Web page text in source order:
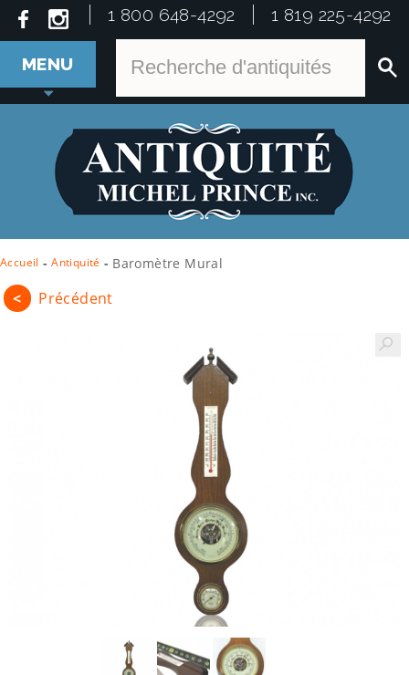
1 800 648-4292 1 819 225-4292
MENU
Accueil - Antiquité - Baromètre Mural
< Précédent